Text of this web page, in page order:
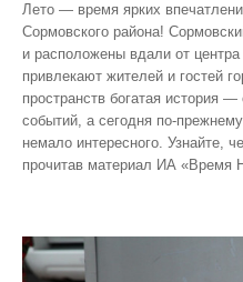
Лето — время ярких
Сормовского района!
и расположены вдали от
привлекают жителей и гостей
пространств богатая история
событий, а сегодня
немало интересного. Узнайте,
прочитав материал ИА «Время